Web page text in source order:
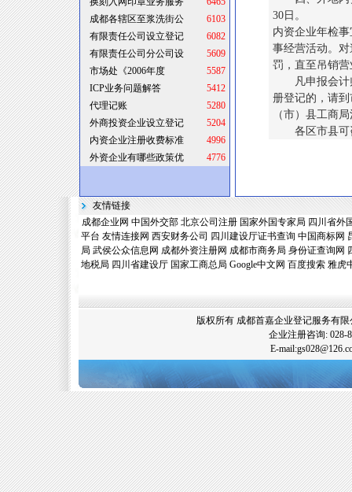
成都各辖区至浆洗街公
6103
有限责任公司设立登记
6082
有限责任公司分公司设
5609
市场处《2006年度
5587
ICP业务问题解答
5412
代理记账
5280
外商投资企业设立登记
5204
内资企业注册收费标准
4996
外资企业有哪些政策优
4776
30日。
内资企业年检
事经营活动。
罚，直至吊销
凡申报会计师
册登记的，请
（市）县工商
各区市县可
友情链接
成都企业网 中国外交部 北京公司注册 国家外国专家局 四川省外
平台 友情连接网 西安财务公司 四川建设厅证书查询 中国商标网
局 武侯公众信息网 成都外资注册网 成都市商务局 身份证查询网
地税局 四川省建设厅 国家工商总局 Google中文网 百度搜索 雅虎
版权所有 成都首嘉企业登记服务有
企业注册咨询: 028-
E-